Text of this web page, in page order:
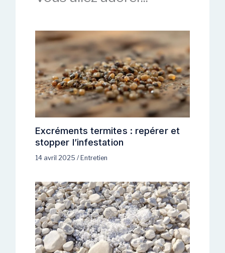
Excréments termites : repérer et
stopper l’infestation
14 avril 2025 / Entretien